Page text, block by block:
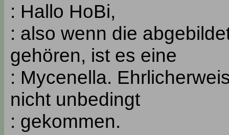
: Hallo HoBi,
: also wenn die
gehören, ist es eine
: Mycenella.
nicht unbedingt
: gekommen.